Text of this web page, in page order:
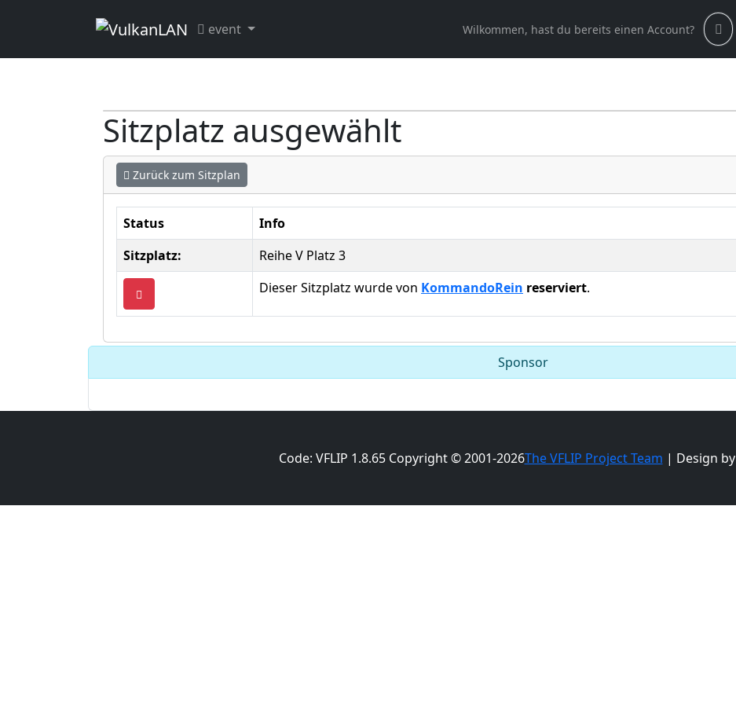
event Wilkommen, hast du bereits einen Account?
Sitzplatz ausgewählt
Zurück zum Sitzplan
Status
Info
Sitzplatz:
Reihe V Platz 3
Dieser Sitzplatz wurde von KommandoRein reserviert.
Sponsor
Code: VFLIP 1.8.65 Copyright © 2001-2026The VFLIP Project Team | Design by